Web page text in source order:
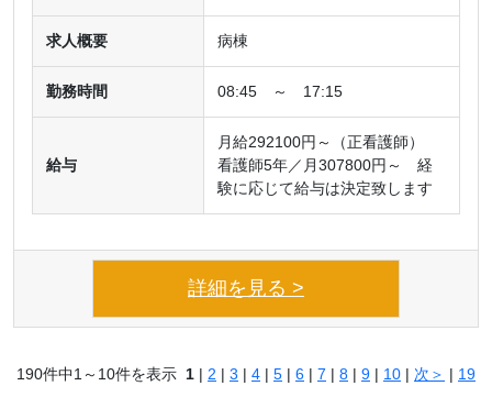
求人概要 病棟
勤務時間 08:45 ～ 17:15
給与
月給292100円～（正看護師）
看護師5年／月307800円～ 経
験に応じて給与は決定致します
詳細を見る >
190件中1～10件を表示 1 | 2 | 3 | 4 | 5 | 6 | 7 | 8 | 9 | 10 | 次＞ | 19